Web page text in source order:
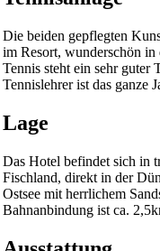
Die beiden gepflegten
im Resort, wunderschön in
Tennis steht ein sehr guter
Tennislehrer ist das ganze
Lage
Das Hotel befindet sich in
Fischland, direkt in der
Ostsee mit herrlichem
Bahnanbindung ist ca.